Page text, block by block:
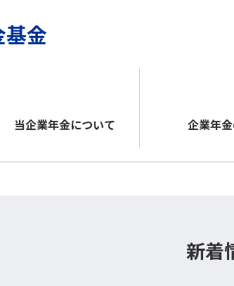
金
当企業年金について 企業年
新着